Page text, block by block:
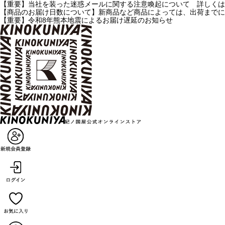
【重要】当社を装った迷惑メールに関する注意喚起について 詳しく
【商品のお届け日数について】新商品など商品によっては、出荷ま
【重要】令和8年熊本地震によるお届け遅延のお知らせ